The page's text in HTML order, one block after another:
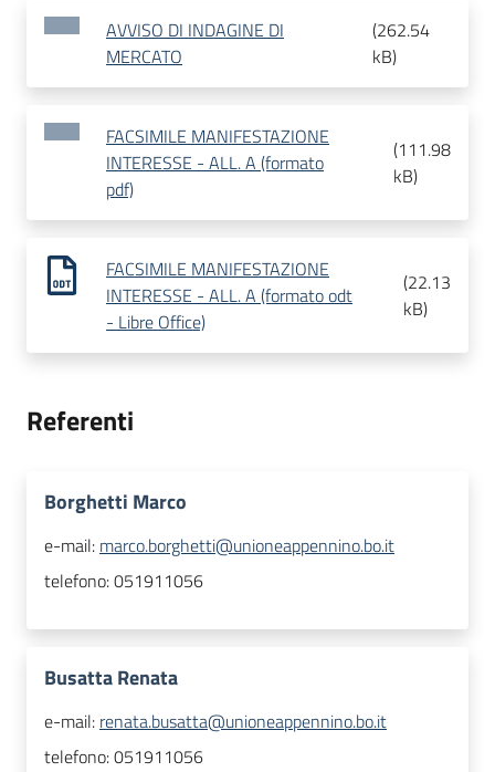
AVVISO DI INDAGINE DI
MERCATO
(262.54
kB)
FACSIMILE MANIFESTAZIONE
INTERESSE - ALL. A (formato
pdf)
(111.98
kB)
FACSIMILE MANIFESTAZIONE
INTERESSE - ALL. A (formato odt
- Libre Office)
(22.13
kB)
Referenti
Borghetti Marco
e-mail: marco.borghetti@unioneappennino.bo.it
telefono:051911056
Busatta Renata
e-mail: renata.busatta@unioneappennino.bo.it
telefono:051911056